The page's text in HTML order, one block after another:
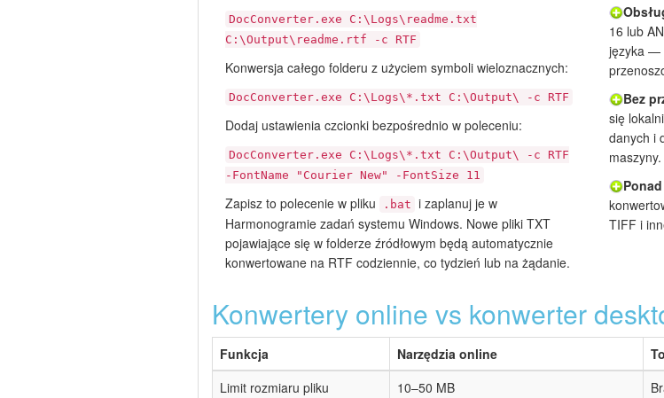
DocConverter.exe C:\Logs\readme.txt
C:\Output\readme.rtf -c RTF
Konwersja całego folderu z użyciem symboli wieloznacznych:
DocConverter.exe C:\Logs\*.txt C:\Output\ -c RTF
Dodaj ustawienia czcionki bezpośrednio w poleceniu:
DocConverter.exe C:\Logs\*.txt C:\Output\ -c RTF
-FontName "Courier New" -FontSize 11
Zapisz to polecenie w pliku .bat i zaplanuj je w
Harmonogramie zadań systemu Windows. Nowe pliki TXT
pojawiające się w folderze źródłowym będą automatycznie
konwertowane na RTF codziennie, co tydzień lub na żądanie.
16 lub
języka —
Bez
się
danych i
maszyny.
TIFF i
Konwertery online vs konwerter
Funkcja Narzędzia online
Limit rozmiaru pliku
10–50 MB